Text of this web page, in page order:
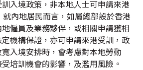
入境政策，非本地人士可申請來港
內地居民而言，如屬總部設於香港
僱員及業務夥伴，或相關申請獲相
機構保證，亦可申請來港受訓，政
入境安排時，會考慮對本地勞動
培訓機會的影響，及濫用風險。